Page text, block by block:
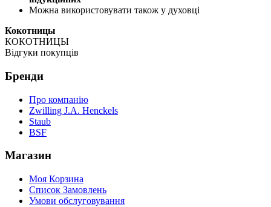
Можна використовувати також у духовці
Кокотницы
КОКОТНИЦЫ
Відгуки покупців
Бренди
Про компанію
Zwilling J.A. Henckels
Staub
BSF
Магазин
Моя Корзина
Список Замовлень
Умови обслуговування